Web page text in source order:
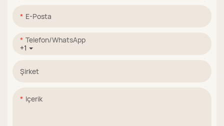
E-Posta
+1
Telefon/WhatsApp
Şirket
Içerik